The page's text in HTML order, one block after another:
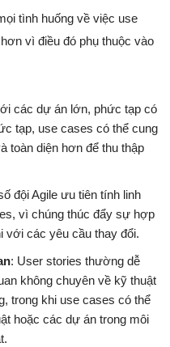
tình huống về việc use
vì điều đó phụ thuộc vào
các dự án lớn, phức tạp có
tạp, use cases có thể cung
toàn diện hơn để thu thập
đội Agile ưu tiên tính linh
vì chúng thúc đẩy sự hợp
với các yêu cầu thay đổi.
: User stories thường dễ
không chuyên về kỹ thuật
trong khi use cases có thể
hoặc các dự án trong môi